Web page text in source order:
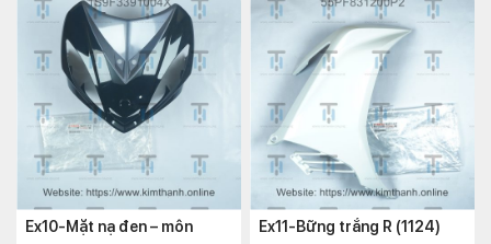
Lưu ý khi lắp ráp bộ ốp trung
tâm trên dưới Ex 150 2015
Dưới đây là một điều bạn cần lưu ý khi lắp ráp và thay mớidàn
nhựa Yamaha Exciter 150 2015:
Đọc kỹ hướng dẫn lắp ráp của sản phẩm và tuân thủ theo
đúng các bước, quy trình được ghi rõ trong hướng dẫn.
Nếu bạn thay thế ốp cũ bằng ốp mới, hãy tháo rời các
Ex10-Mặt nạ đen – môn
Ex11-Bững trắng R (1124)